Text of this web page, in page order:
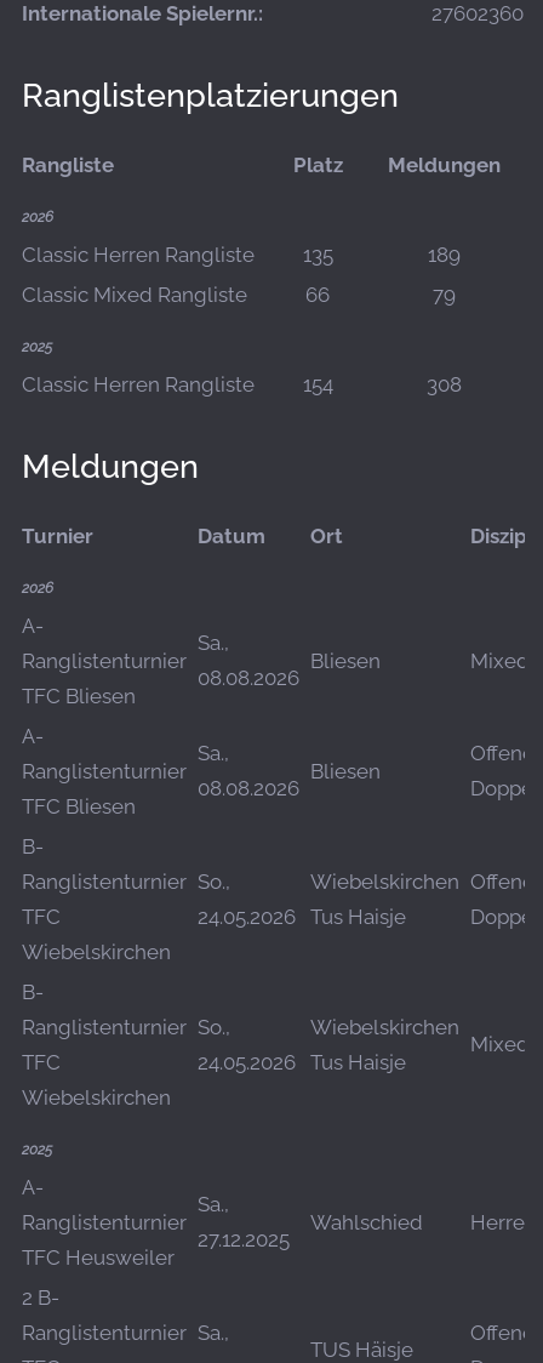
Internationale Spielernr.:
27602360
Ranglistenplatzierungen
Rangliste Platz Meldungen
2026
Classic Herren Rangliste 135
189
Classic Mixed Rangliste
66 79
2025
Classic Herren Rangliste 154 308
Meldungen
Turnier Datum Ort
2026
A-
Ranglistenturnier
TFC Bliesen
Sa.,
08.08.2026
Bliesen Mixed
A-
Ranglistenturnier
TFC Bliesen
Sa.,
08.08.2026
Bliesen
Offenes
Doppel
B-
Ranglistenturnier
TFC
Wiebelskirchen
So.,
24.05.2026
Wiebelskirchen
Tus Haisje
Offenes
Doppel
B-
Ranglistenturnier
TFC
Wiebelskirchen
So.,
24.05.2026
Wiebelskirchen
Tus Haisje
Mixed
2025
A-
Ranglistenturnier
TFC Heusweiler
Sa.,
27.12.2025
Wahlschied
2 B-
Ranglistenturnier Sa.,
TUS Häisje
Offenes